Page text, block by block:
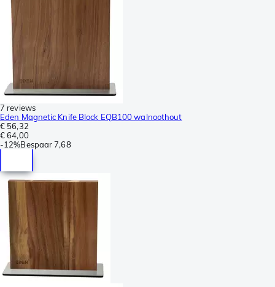
7 reviews
Eden Magnetic Knife Block EQB100 walnoothout
€ 56,32
€ 64,00
-12%Bespaar 7,68